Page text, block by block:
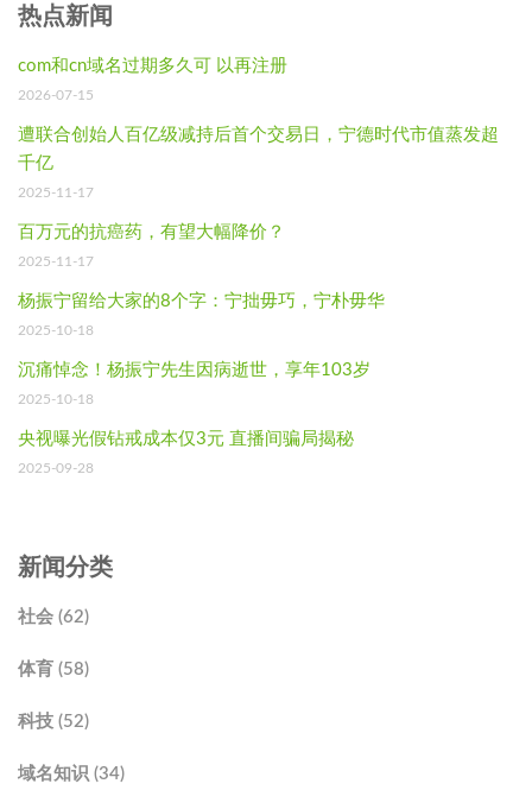
热点新闻
com和cn域名过期多久可 以再注册
2026-07-15
遭联合创始人百亿级减持后首个交易日，宁德时代市值蒸发超
千亿
2025-11-17
百万元的抗癌药，有望大幅降价？
2025-11-17
杨振宁留给大家的8个字：宁拙毋巧，宁朴毋华
2025-10-18
沉痛悼念！杨振宁先生因病逝世，享年103岁
2025-10-18
央视曝光假钻戒成本仅3元 直播间骗局揭秘
2025-09-28
新闻分类
社会 (62)
体育 (58)
科技 (52)
域名知识 (34)